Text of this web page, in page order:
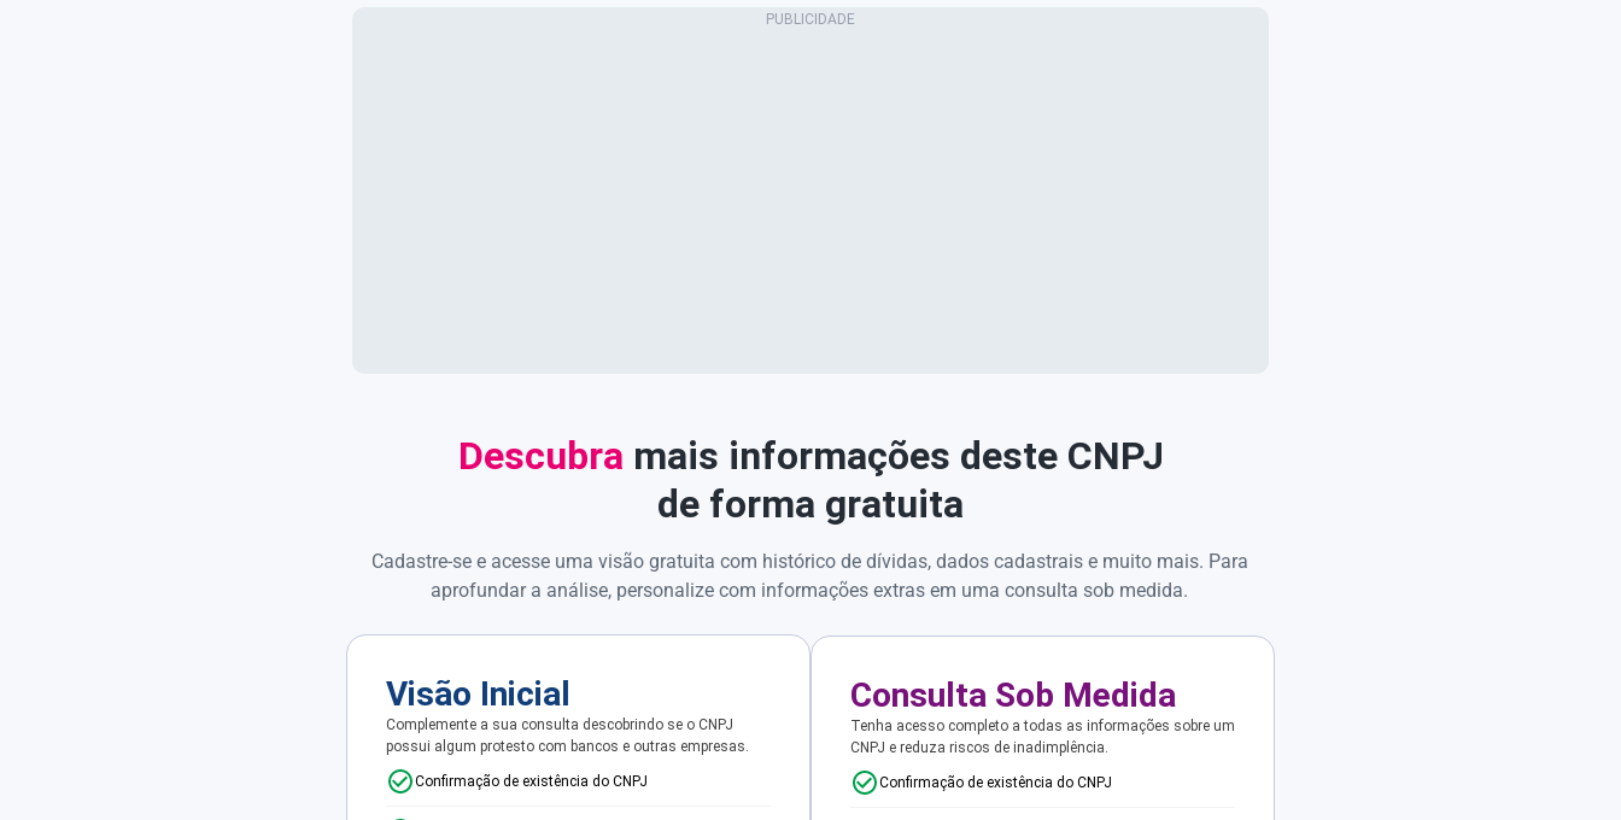
Descubra mais informações deste CNPJ
de forma gratuita
Cadastre-se e acesse uma visão gratuita com histórico de dívidas, dados cadastrais e muito mais. Para
aprofundar a análise, personalize com informações extras em uma consulta sob medida.
Visão Inicial
Complemente a sua consulta descobrindo se o CNPJ
possui algum protesto com bancos e outras empresas.
Confirmação de existência do CNPJ
Consulta Sob Medida
Tenha acesso completo a todas as informações sobre um
CNPJ e reduza riscos de inadimplência.
Confirmação de existência do CNPJ